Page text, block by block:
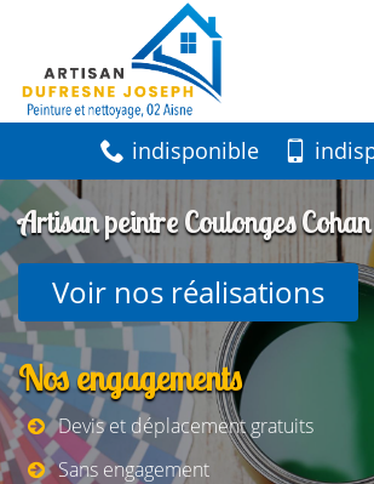
indisponible
Artisan peintre Coulonges
Voir nos réalisations
Nos engagements
Devis et déplacement gratuits
Sans engagement